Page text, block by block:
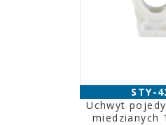
STY-
Uchwyt
miedzianych